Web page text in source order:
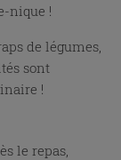
nique !
de légumes,
sont
!
le repas,